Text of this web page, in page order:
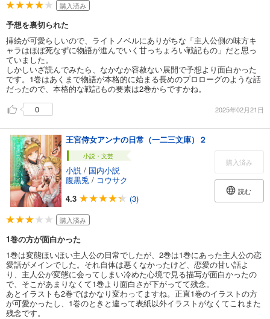
購入済み
予想を裏切られた
挿絵が可愛らしいので、ライトノベルにありがちな「主人公側の味方キ
ャラはほぼ死なずに物語が進んでいく甘っちょろい戦記もの」だと思っ
ていました。
しかしいざ読んでみたら、なかなか容赦ない展開で予想より面白かった
です。1巻はあくまで物語が本格的に始まる長めのプロローグのような話
だったので、本格的な戦記もの要素は2巻からですかね。
0
2025年02月21日
王宮侍女アンナの日常（一二三文庫）２
小説・文芸
小説 / 国内小説
腹黒兎 / コウサク
4.3
(3)
購入済み
読む
購入済み
1巻の方が面白かった
1巻は変態ほいほい主人公の日常でしたが、2巻は1巻にあった主人公の恋
愛話がメインでした。それ自体は悪くなかったけど、恋愛の甘い話よ
り、主人公が変態に会ってしまい冷めた心境で見る描写が面白かったの
で、そこがあまりなくて1巻より面白さが下がってて残念。
あとイラストも2巻ではかなり変わってますね。正直1巻のイラストの方
が可愛かったし、1巻のときと違って表紙以外イラストがなくてこれまた
残念です。